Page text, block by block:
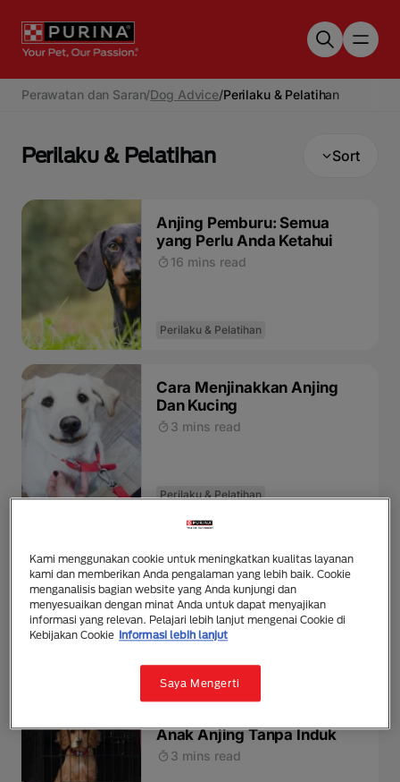
Perawatan dan Saran/Dog Advice/Perilaku & Pelatihan
Perilaku & Pelatihan Sort
Anjing Pemburu: Semua
yang Perlu Anda Ketahui
16 mins read
Perilaku & Pelatihan
Cara Menjinakkan Anjing
Dan Kucing
3 mins read
Perilaku & Pelatihan
Jenis-jenis Anjing dan Cara
Perawatannya
2 mins read
Anak Anjing Tanpa Induk
3 mins read
Kami menggunakan cookie untuk meningkatkan kualitas layanan
kami dan memberikan Anda pengalaman yang lebih baik. Cookie
menganalisis bagian website yang Anda kunjungi dan
menyesuaikan dengan minat Anda untuk dapat menyajikan
informasi yang relevan. Pelajari lebih lanjut mengenai Cookie di
Kebijakan Cookie
Informasi lebih lanjut
Saya Mengerti